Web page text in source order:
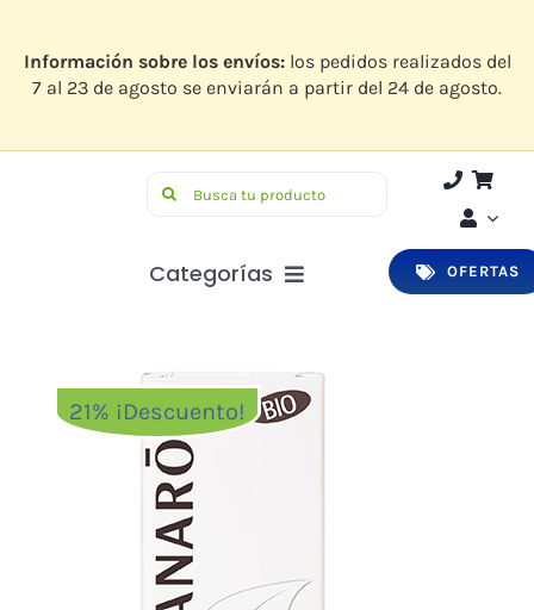
contenido
Información sobre los envíos:los pedidos realizados del
7 al 23 de agosto se enviarán a partir del 24 de agosto.
Buscar:
Categorías
Higiene y Belleza
Infantil
Vitaminas y Suplementos
Alimentación
OFERTAS
21% ¡Descuento!